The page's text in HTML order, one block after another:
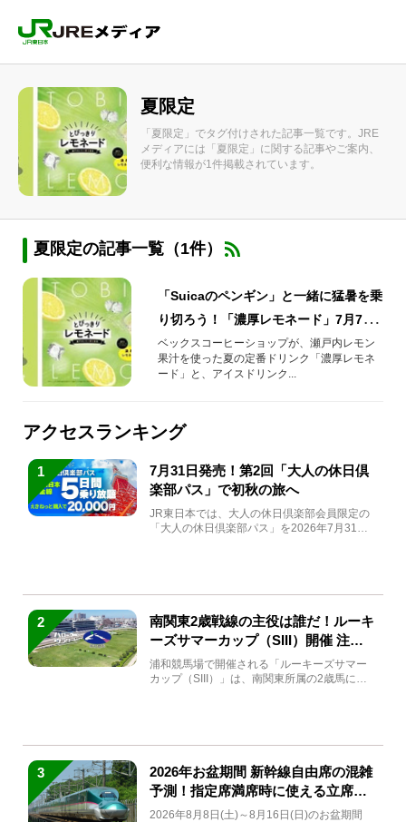
夏限定
「夏限定」でタグ付けされた記事一覧です。JRE
メディアには「夏限定」に関する記事やご案内、
便利な情報が1件掲載されています。
夏限定の記事一覧（1件）
「Suicaのペンギン」と一緒に猛暑を乗
り切ろう！「濃厚レモネード」7月7日
から期間限定販売
ベックスコーヒーショップが、瀬戸内レモン
果汁を使った夏の定番ドリンク「濃厚レモネ
ード」と、アイスドリンク...
アクセスランキング
1
7月31日発売！第2回「大人の休日倶
楽部パス」で初秋の旅へ
JR東日本では、大人の休日倶楽部会員限定の
「大人の休日倶楽部パス」を2026年7月31日
2
南関東2歳戦線の主役は誰だ！ルーキ
ーズサマーカップ（SIII）開催 注目
馬と見どころをチェック
浦和競馬場で開催される「ルーキーズサマー
カップ（SIII）」は、南関東所属の2歳馬によ
3
2026年お盆期間 新幹線自由席の混雑
予測！指定席満席時に使える立席特
急券も解説
2026年8月8日(土)～8月16日(日)のお盆期間